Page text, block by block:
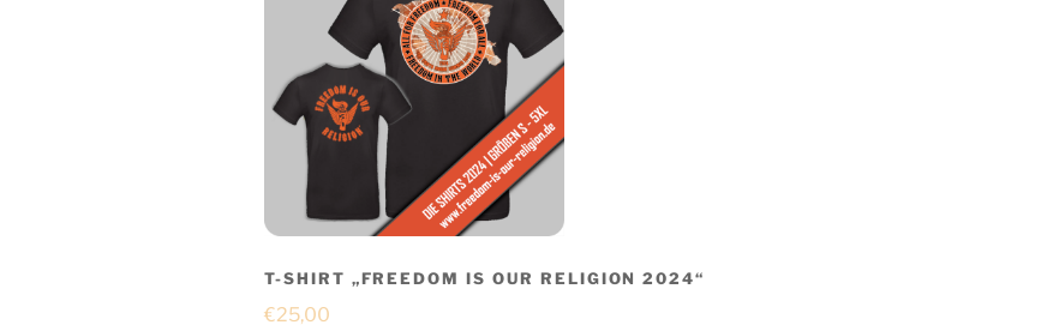
T-SHIRT „FREEDOM IS OUR RELIGION 2024“
€25,00